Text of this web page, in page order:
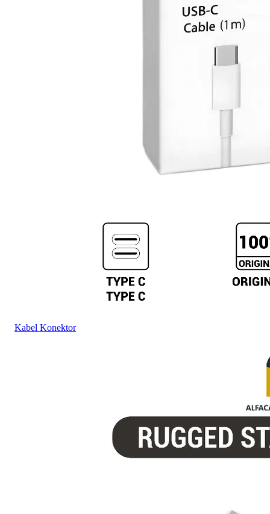
Kabel Konektor